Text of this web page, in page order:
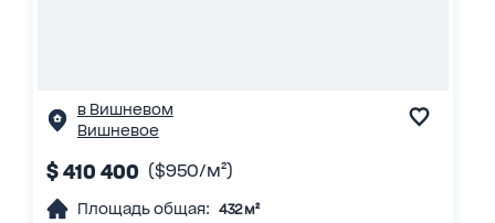
в Вишневом
Вишневое
$ 410 400 ($950/м²)
Площадь общая: 432 м²